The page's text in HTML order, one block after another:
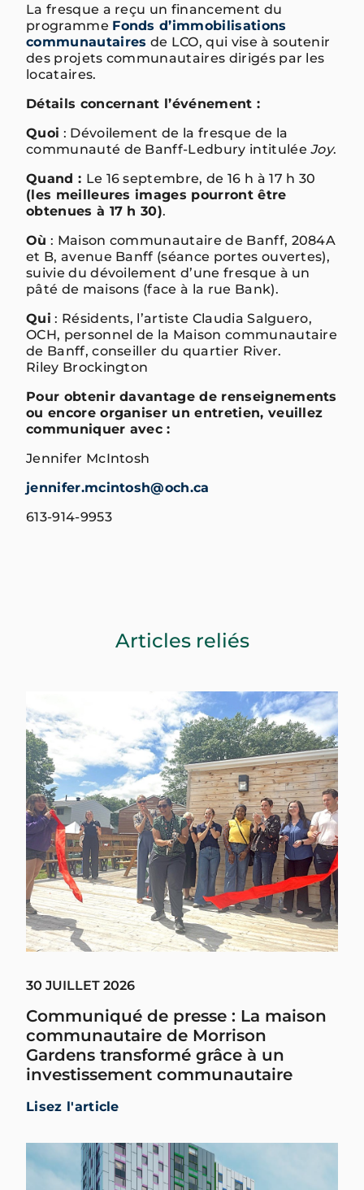
La fresque a reçu un financement du
programme Fonds d’immobilisations
communautaires de LCO, qui vise à soutenir
des projets communautaires dirigés par les
locataires.
Détails concernant l’événement :
Quoi : Dévoilement de la fresque de la
communauté de Banff-Ledbury intituléeJoy.
Quand : Le 16 septembre, de 16 h à 17 h 30
(les meilleures images pourront être
obtenues à 17 h 30).
Où : Maison communautaire de Banff, 2084A
et B, avenue Banff (séance portes ouvertes),
suivie du dévoilement d’une fresque à un
pâté de maisons (face à la rue Bank).
Qui : Résidents, l’artiste Claudia Salguero,
OCH, personnel de la Maison communautaire
de Banff, conseiller du quartier River.
Riley Brockington
Pour obtenir davantage de renseignements
ou encore organiser un entretien, veuillez
communiquer avec :
Jennifer McIntosh
jennifer.mcintosh@och.ca
613-914-9953
Articles reliés
30 JUILLET 2026
Communiqué de presse : La maison
communautaire de Morrison
Gardens transformé grâce à un
investissement communautaire
Lisez l'article